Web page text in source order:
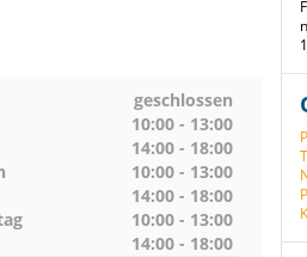
geschlossen
10:00 - 13:00
14:00 - 18:00
10:00 - 13:00
14:00 - 18:00
10:00 - 13:00
14:00 - 18:00